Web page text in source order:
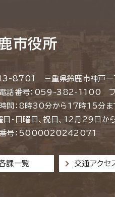
市役所
8701 三重県鈴鹿市神戸一
話番号：059-382-1100
間：8時30分から17時15分ま
日・日曜日、祝日、12月29日か
番号：5000020242071
課一覧 交通アクセ